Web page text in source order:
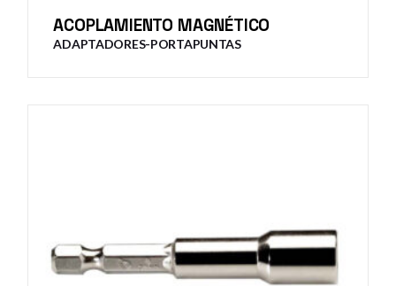
ACOPLAMIENTO MAGNÉTICO
ADAPTADORES-PORTAPUNTAS